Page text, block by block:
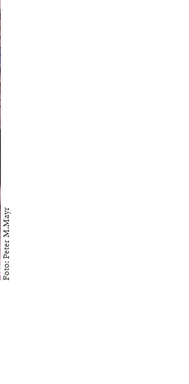
Foto: Peter M.Mayr